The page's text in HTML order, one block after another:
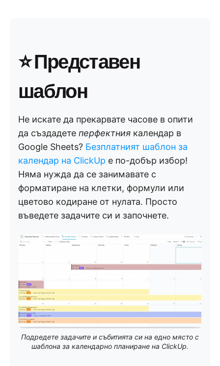
⭐Представен
шаблон
Не искате да прекарвате часове в опити
да създадете перфектния календар в
Google Sheets? Безплатният шаблон за
календар на ClickUp е по-добър избор!
Няма нужда да се занимавате с
форматиране на клетки, формули или
цветово кодиране от нулата. Просто
въведете задачите си и започнете.
Подредете задачите и събитията си на едно място с
шаблона за календарно планиране на ClickUp.